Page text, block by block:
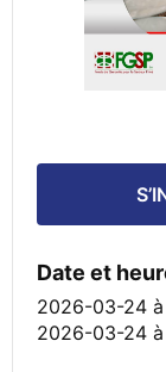
Date et
2026-03-24
2026-03-24 à